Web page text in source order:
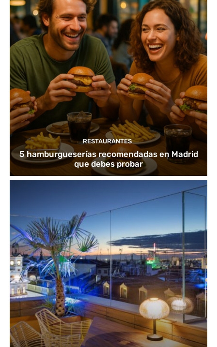
RESTAURANTES
5 hamburgueserías recomendadas en Madrid
que debes probar